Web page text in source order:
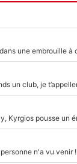
n'a vu venir !